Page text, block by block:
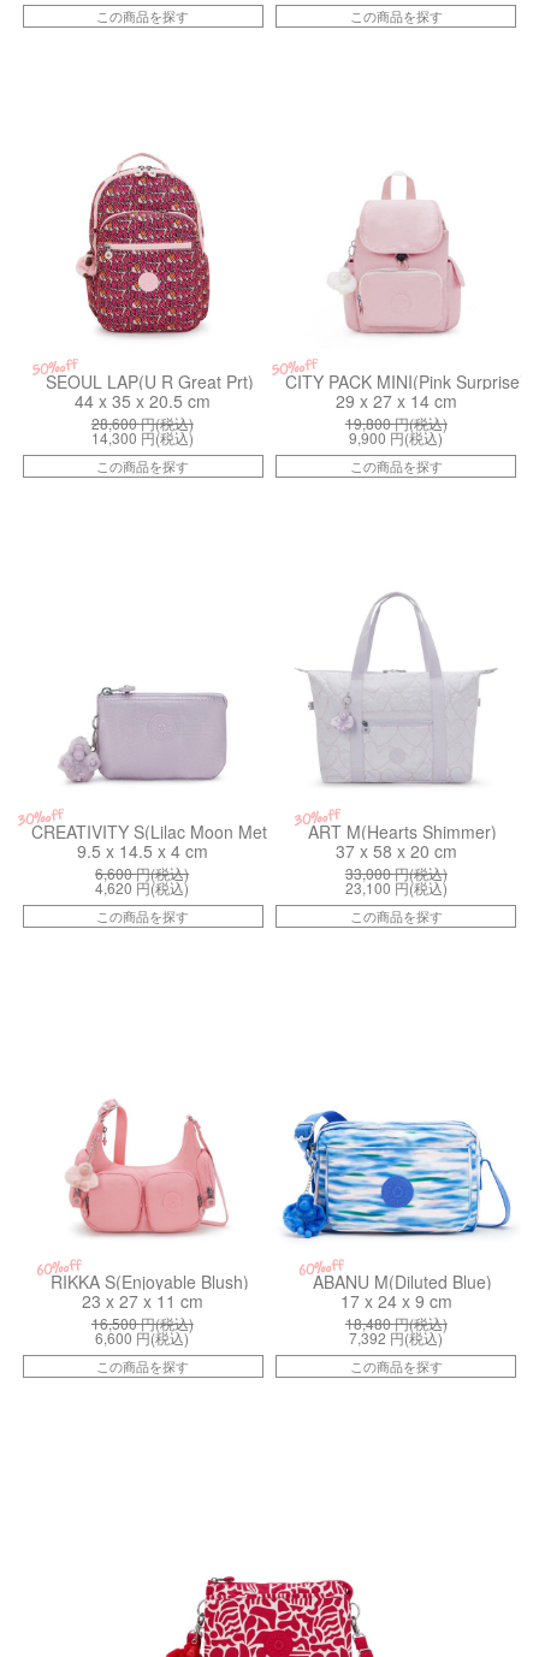
この商品を探す この商品を探す
50%off
SEOUL LAP(U R Great Prt)
44 x 35 x 20.5 cm
28,600円(税込)
14,300 円(税込)
この商品を探す
50%off
CITY PACK MINI(Pink Surprise)
29 x 27 x 14 cm
19,800円(税込)
9,900 円(税込)
この商品を探す
30%off
CREATIVITY S(Lilac Moon Met)
9.5 x 14.5 x 4 cm
6,600円(税込)
4,620 円(税込)
この商品を探す
30%off
ART M(Hearts Shimmer)
37 x 58 x 20 cm
33,000円(税込)
23,100 円(税込)
この商品を探す
60%off
RIKKA S(Enjoyable Blush)
23 x 27 x 11 cm
16,500円(税込)
6,600 円(税込)
この商品を探す
60%off
ABANU M(Diluted Blue)
17 x 24 x 9 cm
18,480円(税込)
7,392 円(税込)
この商品を探す